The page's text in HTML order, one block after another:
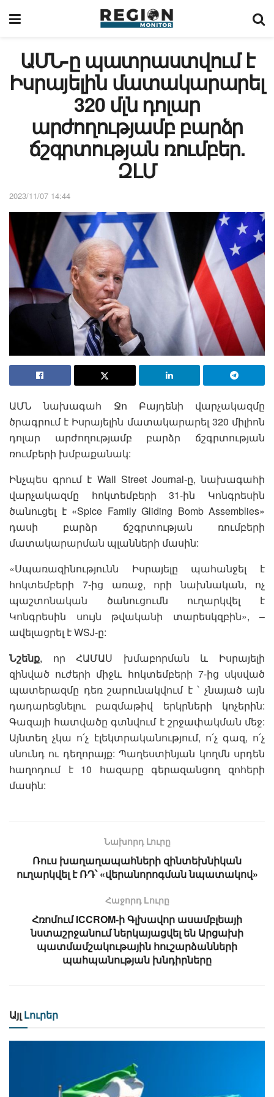
ԱՄՆ-ը պատրաստվում է
Իսրայելին մատակարարել
320 մլն դոլար
արժողությամբ բարձր
ճշգրտության ռումբեր.
ԶԼՄ
2023/11/07 14:44
ԱՄՆ նախագահ Ջո Բայդենի վարչակազմը
ծրագրում է Իսրայելին մատակարարել 320 միլիոն
դոլար արժողությամբ բարձր ճշգրտության
ռումբերի խմբաքանակ:
Ինչպես գրում է Wall Street Journal-ը, նախագահի
վարչակազմը հոկտեմբերի 31-ին Կոնգրեսին
ծանուցել է «Spice Family Gliding Bomb Assemblies»
դասի բարձր ճշգրտության ռումբերի
մատակարարման պլանների մասին:
«Սպառազինությունն Իսրայելը պահանջել է
հոկտեմբերի 7-ից առաջ, որի նախնական, ոչ
պաշտոնական ծանուցումն ուղարկվել է
Կոնգրեսին սույն թվականի տարեսկզբին», –
ավելացրել է WSJ-ը:
Նշենք, որ ՀԱՄԱՍ խմաբորման և Իսրայելի
զինված ուժերի միջև հոկտեմբերի 7-ից սկսված
պատերազմը դեռ շարունակվում է ՝ չնայած այն
դադարեցնելու բազմաթիվ երկրների կոչերին:
Գազայի հատվածը գտնվում է շրջափակման մեջ:
Այնտեղ չկա ո՛չ էլեկտրականությում, ո՛չ գազ, ո՛չ
սնունդ ու դեղորայք: Պաղեստինյան կողմն սրդեն
հաղոդում է 10 հազարը գերազանցող զոհերի
մասին:
Նախորդ Լուրը
Ռուս խաղաղապահների զինտեխնիկան
ուղարկվել է ՌԴ՝ «վերանորոգման նպատակով»
Հաջորդ Lուրը
Հռոմում ICCROM-ի Գլխավոր ասամբլեայի
նստաշրջանում ներկայացվել են Արցախի
պատմամշակութային հուշարձանների
պահպանության խնդիրները
Այլ Լուրեր